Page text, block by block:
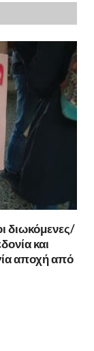
διωκόμενες/
και
αποχή από